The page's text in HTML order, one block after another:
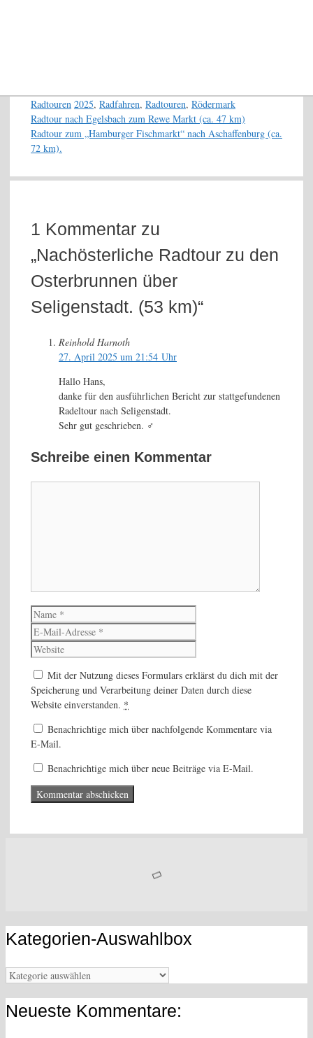
Kategorien
Radtouren Schlagwörter
2025, Radfahren, Radtouren, Rödermark
Radtour nach Egelsbach zum Rewe Markt (ca. 47 km)
Radtour zum „Hamburger Fischmarkt“ nach Aschaffenburg (ca.
72 km).
1 Kommentar zu
„Nachösterliche Radtour zu den
Osterbrunnen über
Seligenstadt. (53 km)“
Reinhold Harnoth
27. April 2025 um 21:54 Uhr
Hallo Hans,
danke für den ausführlichen Bericht zur stattgefundenen
Radeltour nach Seligenstadt.
Sehr gut geschrieben. ‍♂️
Schreibe einen Kommentar
Name
Mail-
Adresse
Mit der Nutzung dieses Formulars erklärst du dich mit der
Speicherung und Verarbeitung deiner Daten durch diese
Website einverstanden. *
Benachrichtige mich über nachfolgende Kommentare via
E-Mail.
Benachrichtige mich über neue Beiträge via E-Mail.
Kategorien-Auswahlbox
Kategorien-
Neueste Kommentare: